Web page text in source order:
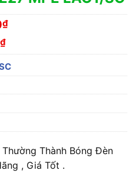
₫
₫
Thành Bóng Đèn
, Giá Tốt .